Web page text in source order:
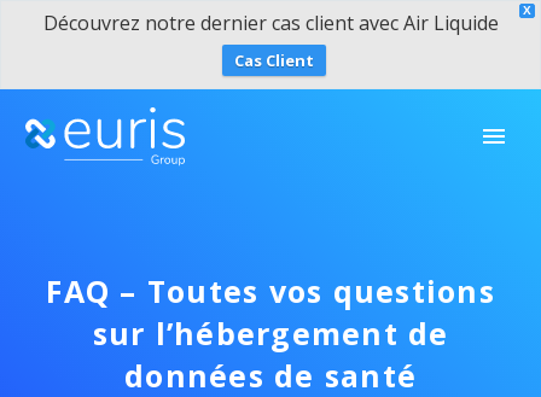
X
Découvrez notre dernier cas client avec Air Liquide
Cas Client
FAQ – Toutes vos questions
sur l’hébergement de
données de santé